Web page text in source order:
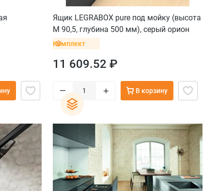
Ящик LEGRABOX pure под мойку (высота
M 90,5, глубина 500 мм), серый орион
Комплект
11 609.52 ₽
– + В корзину